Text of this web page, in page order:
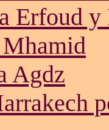
Erfoud y
Agdz